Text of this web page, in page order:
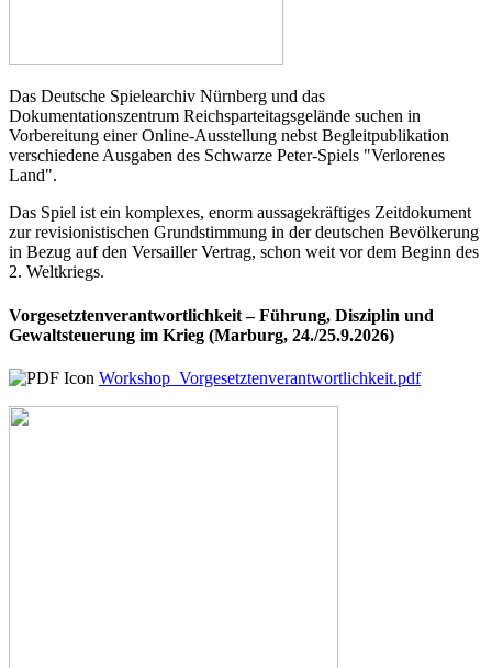
Das Deutsche Spielearchiv Nürnberg und das
Dokumentationszentrum Reichsparteitagsgelände suchen in
Vorbereitung einer Online-Ausstellung nebst Begleitpublikation
verschiedene Ausgaben des Schwarze Peter-Spiels "Verlorenes
Land".
Das Spiel ist ein komplexes, enorm aussagekräftiges Zeitdokument
zur revisionistischen Grundstimmung in der deutschen Bevölkerung
in Bezug auf den Versailler Vertrag, schon weit vor dem Beginn des
2. Weltkriegs.
Vorgesetztenverantwortlichkeit – Führung, Disziplin und
Gewaltsteuerung im Krieg (Marburg, 24./25.9.2026)
Workshop_Vorgesetztenverantwortlichkeit.pdf